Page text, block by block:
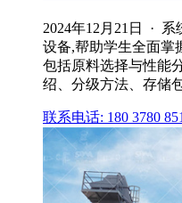
2024年12月21日 ·
设备,帮助学生全面掌
包括原料选择与性能
绍、分级方法、存储
联系电话: 180 3780